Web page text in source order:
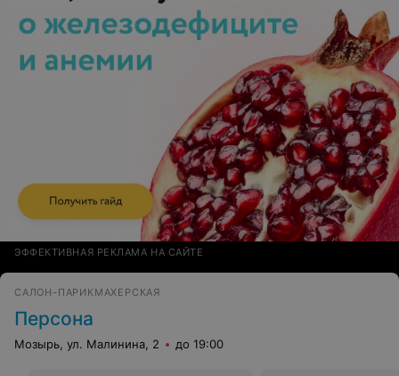
ЭФФЕКТИВНАЯ РЕКЛАМА НА САЙТЕ
САЛОН-ПАРИКМАХЕРСКАЯ
Персона
Мозырь, ул. Малинина, 2 до 19:00